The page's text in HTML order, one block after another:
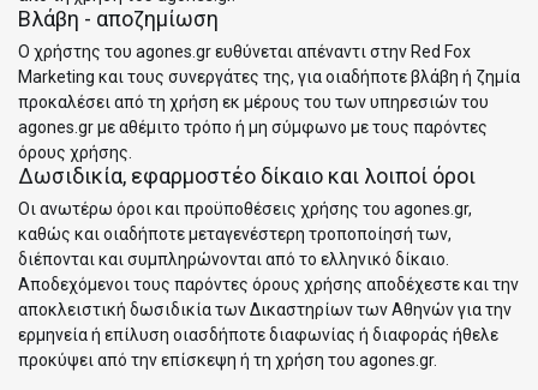
Βλάβη - αποζημίωση
Ο χρήστης του agones.gr ευθύνεται απέναντι στην Red Fox
Marketing και τους συνεργάτες της, για οιαδήποτε βλάβη ή ζημία
προκαλέσει από τη χρήση εκ μέρους του των υπηρεσιών του
agones.gr με αθέμιτο τρόπο ή μη σύμφωνο με τους παρόντες
όρους χρήσης.
Δωσιδικία, εφαρμοστέο δίκαιο και λοιποί όροι
Οι ανωτέρω όροι και προϋποθέσεις χρήσης του agones.gr,
καθώς και οιαδήποτε μεταγενέστερη τροποποίησή των,
διέπονται και συμπληρώνονται από το ελληνικό δίκαιο.
Αποδεχόμενοι τους παρόντες όρους χρήσης αποδέχεστε και την
αποκλειστική δωσιδικία των Δικαστηρίων των Αθηνών για την
ερμηνεία ή επίλυση οιασδήποτε διαφωνίας ή διαφοράς ήθελε
προκύψει από την επίσκεψη ή τη χρήση του agones.gr.